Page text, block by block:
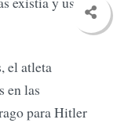
el atleta
en las
para Hitler